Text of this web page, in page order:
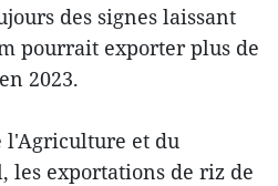
des signes laissant
pourrait exporter plus de
2023.
l'Agriculture et du
les exportations de riz de